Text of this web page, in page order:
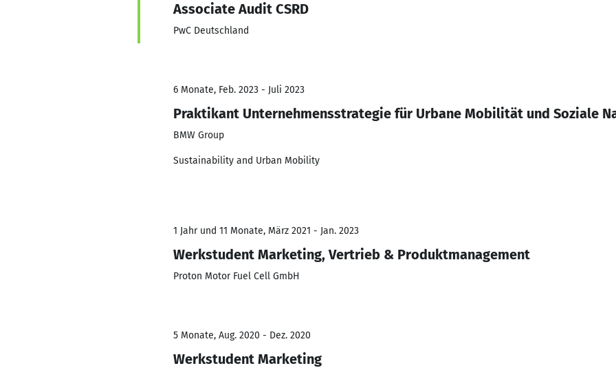
Associate Audit CSRD
PwC Deutschland
6 Monate, Feb. 2023 - Juli 2023
Praktikant Unternehmensstrategie für Urbane Mobilität und Soziale
BMW Group
Sustainability and Urban Mobility
1 Jahr und 11 Monate, März 2021 - Jan. 2023
Werkstudent Marketing, Vertrieb & Produktmanagement
Proton Motor Fuel Cell GmbH
5 Monate, Aug. 2020 - Dez. 2020
Werkstudent Marketing